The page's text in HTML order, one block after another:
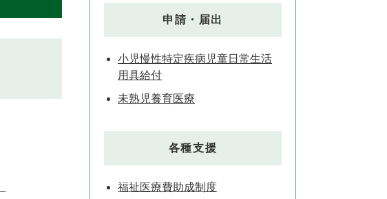
申請・届出
小児慢性特定疾病児童日常生活
用具給付
未熟児養育医療
各種支援
福祉医療費助成制度